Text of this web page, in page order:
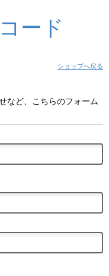
ード
ショップへ戻る
など、こちらのフォーム